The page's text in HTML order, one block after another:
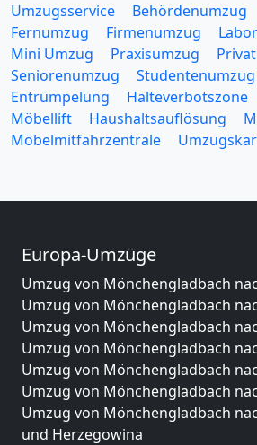
Umzugsservice Behördenumzug
Fernumzug
Firmenumzug
Mini Umzug
Praxisumzug
Seniorenumzug
Studentenumzug
Entrümpelung
Halteverbotszone
Möbellift
Haushaltsauflösung
Möbelmitfahrzentrale
Europa-Umzüge
Umzug von Mönchengladbach
Umzug von Mönchengladbach
Umzug von Mönchengladbach
Umzug von Mönchengladbach
Umzug von Mönchengladbach
Umzug von Mönchengladbach
Umzug von Mönchengladbach
und Herzegowina